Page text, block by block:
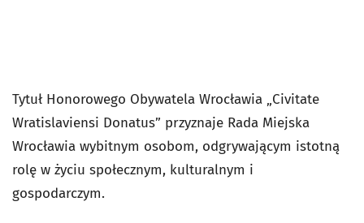
Tytuł Honorowego Obywatela Wrocławia „Civitate
Wratislaviensi Donatus” przyznaje Rada Miejska
Wrocławia wybitnym osobom, odgrywającym istotną
rolę w życiu społecznym, kulturalnym i
gospodarczym.